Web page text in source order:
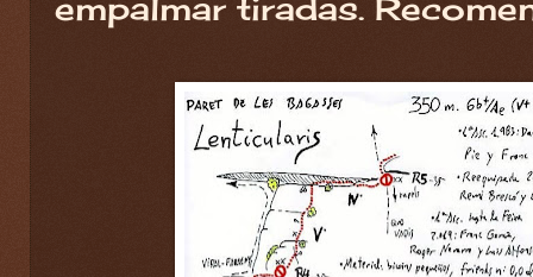
empalmar tiradas.